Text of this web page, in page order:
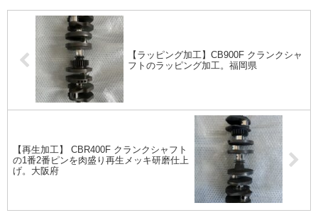
【ラッピング加工】CB900F クランクシャ
フトのラッピング加工。福岡県
【再生加工】 CBR400F クランクシャフト
の1番2番ピンを肉盛り再生メッキ研磨仕上
げ。大阪府